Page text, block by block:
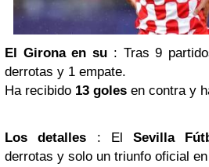
El Girona en su : Tras 9
derrotas y 1 empate.
Ha recibido 13 goles en contra y
Los detalles : El Sevilla
derrotas y solo un triunfo oficial en